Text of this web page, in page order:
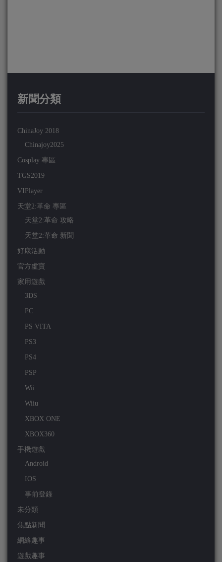
新聞分類
ChinaJoy 2018
Chinajoy2025
Cosplay 專區
TGS2019
VIPlayer
天堂2:革命 專區
天堂2:革命 攻略
天堂2:革命 新聞
好康活動
官方虛寶
家用遊戲
3DS
PC
PS VITA
PS3
PS4
PSP
Wii
Wiiu
XBOX ONE
XBOX360
手機遊戲
Android
IOS
事前登錄
未分類
焦點新聞
網絡趣事
遊戲趣事